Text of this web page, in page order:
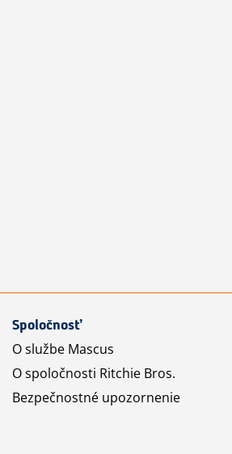
Spoločnosť
O službe Mascus
O spoločnosti Ritchie Bros.
Bezpečnostné upozornenie